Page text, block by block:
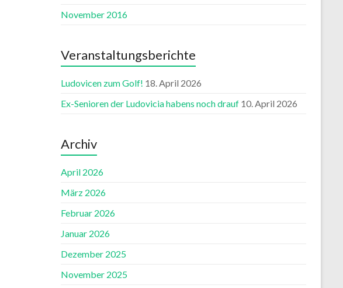
November 2016
Veranstaltungsberichte
Ludovicen zum Golf! 18. April 2026
Ex-Senioren der Ludovicia habens noch drauf 10. April 2026
Archiv
April 2026
März 2026
Februar 2026
Januar 2026
Dezember 2025
November 2025